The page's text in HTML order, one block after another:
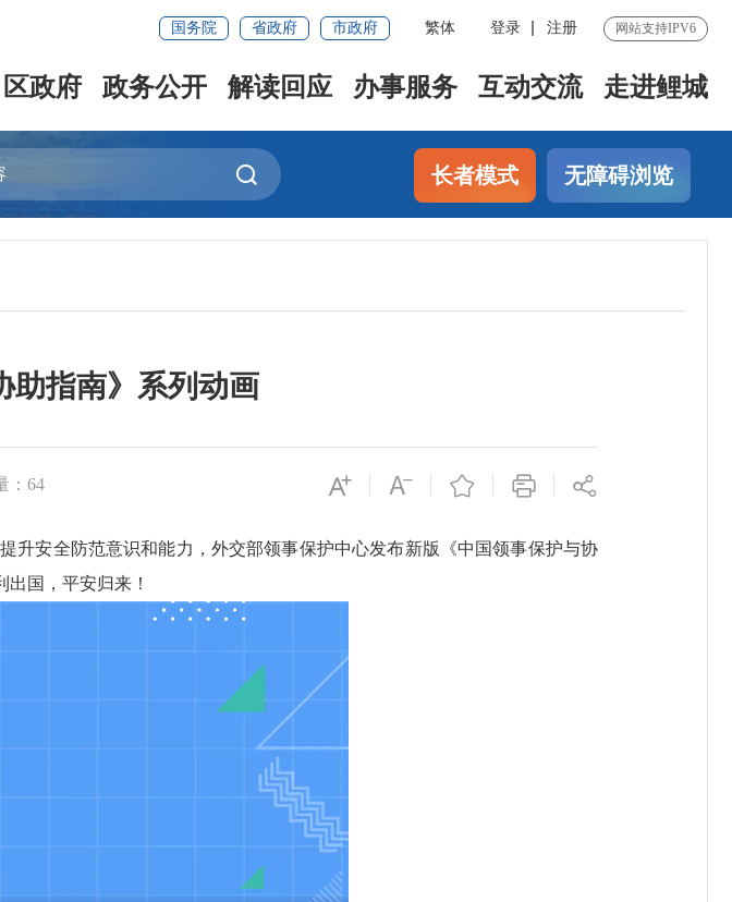
国务院 省政府 市政府 繁体 登录 注册 网站支持IPV6
区政府 政务公开 解读回应 办事服务 互动交流 走进鲤城
长者模式 无障碍浏览
助指南》系列动画
： 64
安全防范意识和能力，外交部领事保护中心发布新版《中国领事保护与协
国，平安归来！